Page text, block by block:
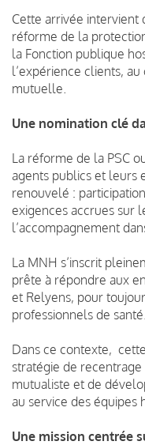
Cette arrivée intervient
réforme de la
la Fonction publique
l’expérience clients,
mutuelle.
Une nomination clé
La réforme de la PSC
agents publics et leurs
renouvelé :
exigences accrues sur
l’accompagnement
La MNH s’inscrit
prête à répondre aux
et Relyens, pour
professionnels de santé.
Dans ce contexte,
stratégie de
mutualiste et de
au service des équipes
Une mission centrée